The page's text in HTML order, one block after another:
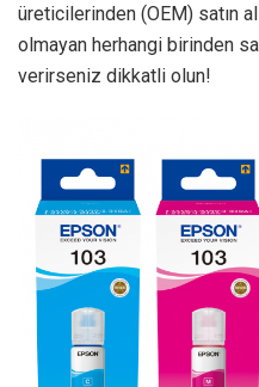
üreticilerinden (OEM) satın
olmayan herhangi birinden
verirseniz dikkatli olun!